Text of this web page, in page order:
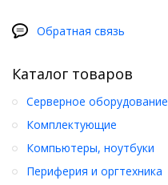
Обратная связь
Каталог товаров
Серверное оборудование
Комплектующие
Компьютеры, ноутбуки
Периферия и оргтехника